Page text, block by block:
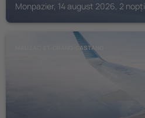
Monpazier, 14 august 2026, 2 nopți
MAUZAC-ET-GRAND-CASTANG